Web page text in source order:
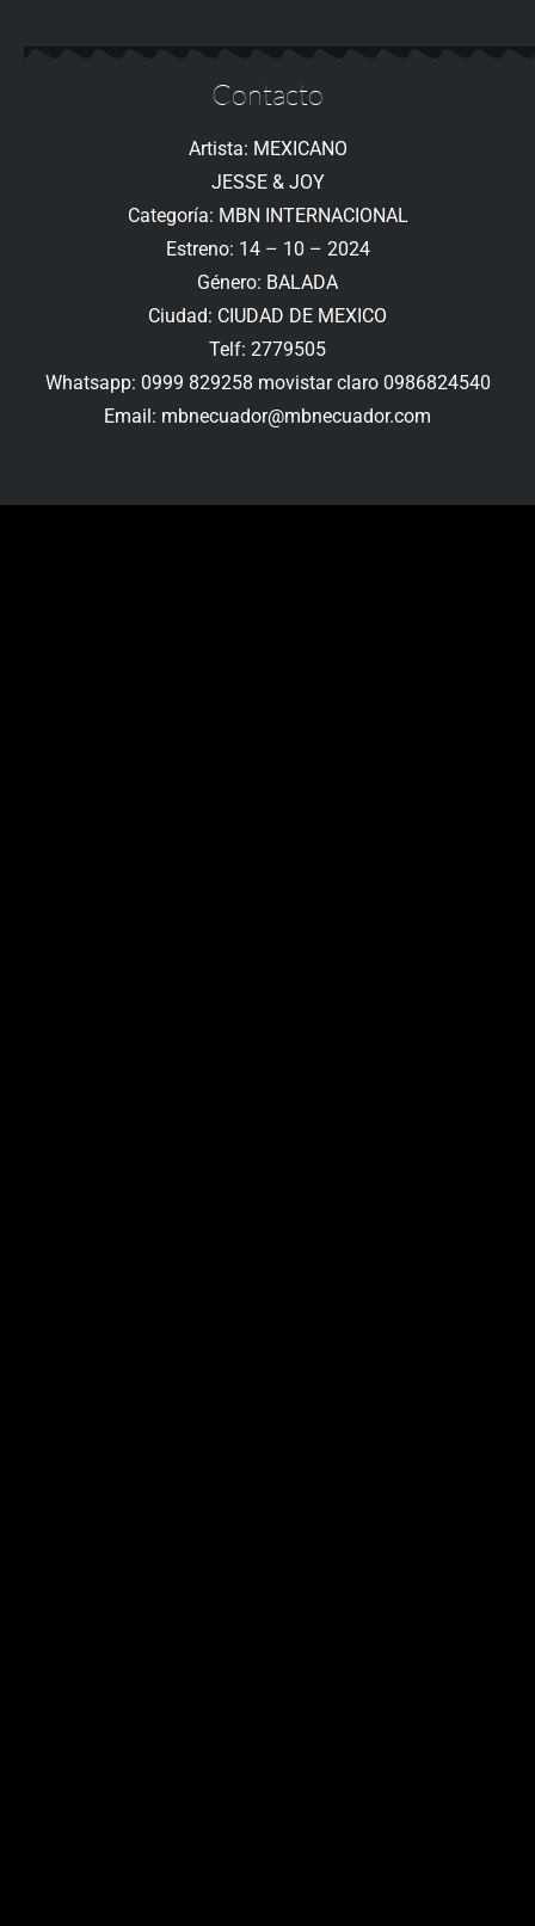
Contacto
Artista: MEXICANO
JESSE & JOY
Categoría: MBN INTERNACIONAL
Estreno: 14 – 10 – 2024
Género: BALADA
Ciudad: CIUDAD DE MEXICO
Telf: 2779505
Whatsapp: 0999 829258 movistar claro 0986824540
Email: mbnecuador@mbnecuador.com